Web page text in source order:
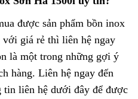
được sản phẩm bồn inox
giá rẻ thì liên hệ ngay
là một trong những gợi ý
hàng. Liên hệ ngay đến
tin liên hệ dưới đây để được